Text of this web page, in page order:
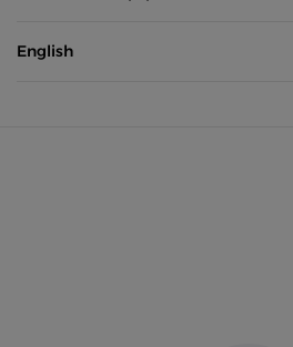
English